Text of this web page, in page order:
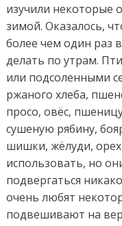
изучили некоторые
зимой. Оказалось,
более чем один раз
делать по утрам.
или подсоленными
ржаного хлеба,
просо, овёс,
сушеную рябину,
шишки, жёлуди,
использовать, но
подвергаться
очень любят
подвешивают на